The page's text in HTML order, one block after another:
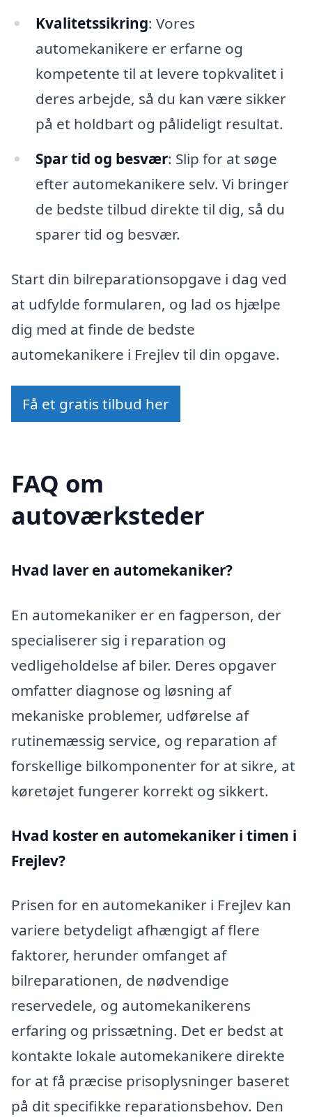
Kvalitetssikring: Vores
automekanikere er erfarne og
kompetente til at levere topkvalitet i
deres arbejde, så du kan være sikker
på et holdbart og pålideligt resultat.
Spar tid og besvær: Slip for at søge
efter automekanikere selv. Vi bringer
de bedste tilbud direkte til dig, så du
sparer tid og besvær.
Start din bilreparationsopgave i dag ved
at udfylde formularen, og lad os hjælpe
dig med at finde de bedste
automekanikere i Frejlev til din opgave.
Få et gratis tilbud her
FAQ om
autoværksteder
Hvad laver en automekaniker?
En automekaniker er en fagperson, der
specialiserer sig i reparation og
vedligeholdelse af biler. Deres opgaver
omfatter diagnose og løsning af
mekaniske problemer, udførelse af
rutinemæssig service, og reparation af
forskellige bilkomponenter for at sikre, at
køretøjet fungerer korrekt og sikkert.
Hvad koster en automekaniker i timen i
Frejlev?
Prisen for en automekaniker i Frejlev kan
variere betydeligt afhængigt af flere
faktorer, herunder omfanget af
bilreparationen, de nødvendige
reservedele, og automekanikerens
erfaring og prissætning. Det er bedst at
kontakte lokale automekanikere direkte
for at få præcise prisoplysninger baseret
på dit specifikke reparationsbehov. Den